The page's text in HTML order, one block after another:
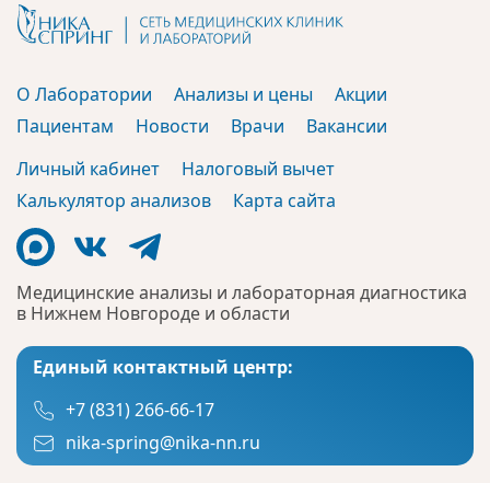
Медицинские анализы и лабораторная диагностика
в Нижнем Новгороде и области
Единый контактный центр:
+7 (831) 266-66-17
nika-spring@nika-nn.ru
О Лаборатории Анализы и цены
Акции
Пациентам
Новости Врачи
Вакансии
Личный кабинет
Налоговый вычет
Калькулятор анализов
Карта сайта